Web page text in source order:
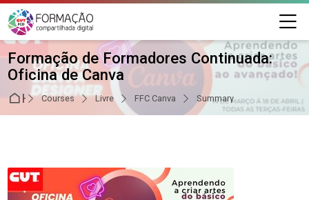
Skip to navigation
Skip to login form
Skip to main content
Skip to footer
Formação de Formadores Continuada:
Oficina de Canva
HomeCourses Livre FFC Canva Summary